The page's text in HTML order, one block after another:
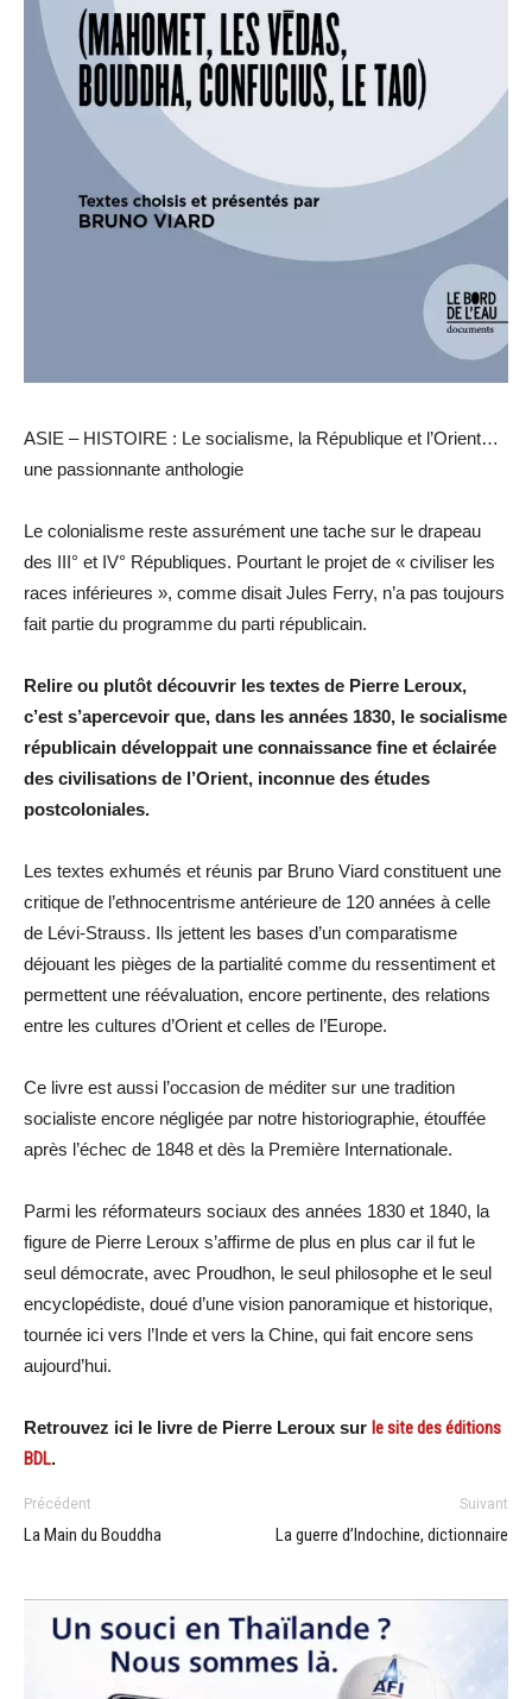
ASIE – HISTOIRE : Le socialisme, la République et l’Orient…
une passionnante anthologie
Le colonialisme reste assurément une tache sur le drapeau
des III° et IV° Républiques. Pourtant le projet de « civiliser les
races inférieures », comme disait Jules Ferry, n’a pas toujours
fait partie du programme du parti républicain.
Relire ou plutôt découvrir les textes de Pierre Leroux,
c’est s’apercevoir que, dans les années 1830, le socialisme
républicain développait une connaissance fine et éclairée
des civilisations de l’Orient, inconnue des études
postcoloniales.
Les textes exhumés et réunis par Bruno Viard constituent une
critique de l’ethnocentrisme antérieure de 120 années à celle
de Lévi-Strauss. Ils jettent les bases d’un comparatisme
déjouant les pièges de la partialité comme du ressentiment et
permettent une réévaluation, encore pertinente, des relations
entre les cultures d’Orient et celles de l’Europe.
Ce livre est aussi l’occasion de méditer sur une tradition
socialiste encore négligée par notre historiographie, étouffée
après l’échec de 1848 et dès la Première Internationale.
Parmi les réformateurs sociaux des années 1830 et 1840, la
figure de Pierre Leroux s’affirme de plus en plus car il fut le
seul démocrate, avec Proudhon, le seul philosophe et le seul
encyclopédiste, doué d’une vision panoramique et historique,
tournée ici vers l’Inde et vers la Chine, qui fait encore sens
aujourd’hui.
Retrouvez ici le livre de Pierre Leroux sur le site des éditions
BDL.
Précédent
La Main du Bouddha
Suivant
La guerre d’Indochine, dictionnaire